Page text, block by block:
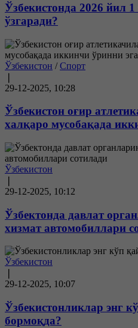
Ўзбекистонда 2026 йил
ўзгаради?
Ўзбекистон /Спорт
29-12-2025, 10:28
Ўзбекистон оғир
халқаро мусобақада
Ўзбекистон
29-12-2025, 10:12
Ўзбектонда давлат
хизмат автомобиллари
Ўзбекистон
29-12-2025, 10:07
Ўзбекистонликлар энг
бормоқда?